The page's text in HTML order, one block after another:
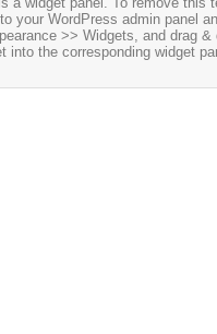
your WordPress admin panel
>> Widgets, and drag &
into the corresponding widget